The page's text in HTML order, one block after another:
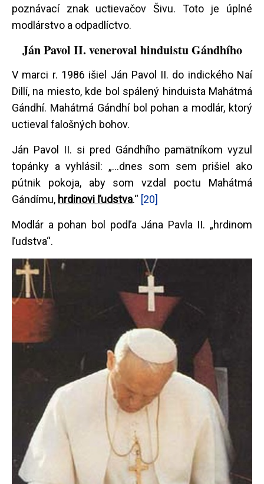
poznávací znak uctievačov Šivu. Toto je úplné
modlárstvo a odpadlíctvo.
Ján Pavol II. veneroval hinduistu Gándhího
V marci r. 1986 išiel Ján Pavol II. do indického Naí
Dillí, na miesto, kde bol spálený hinduista Mahátmá
Gándhí. Mahátmá Gándhí bol pohan a modlár, ktorý
uctieval falošných bohov.
Ján Pavol II. si pred Gándhího pamätníkom vyzul
topánky a vyhlásil: „...dnes som sem prišiel ako
pútnik pokoja, aby som vzdal poctu Mahátmá
Gándímu, hrdinovi ľudstva.“ [20]
Modlár a pohan bol podľa Jána Pavla II. „hrdinom
ľudstva“.